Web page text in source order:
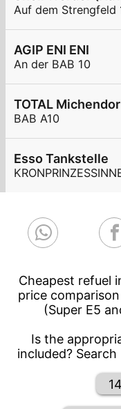
Auf dem Strengfeld
AGIP ENI ENI
An der BAB 10
TOTAL
BAB A10
Esso Tankstelle
Cheapest refuel
price
(Super E5
Is the
included?